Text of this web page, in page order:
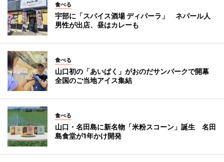
食べる
宇部に「スパイス酒場 ディパーラ」 ネパール人
男性が出店、昼はカレーも
食べる
山口初の「あいぱく」がおのだサンパークで開幕
全国のご当地アイス集結
食べる
山口・名田島に新名物「米粉スコーン」誕生 名田
島食堂が1年かけ開発